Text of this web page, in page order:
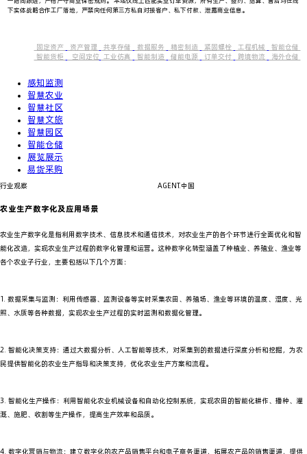
下实体战略合作工厂落地，严禁向任何第三方私自对接客户、私下付款、泄露商业信息。
固定资产 资产管理 共享存储 数据服务 精密制造 紧固螺栓 工程机械
智能仓储
智能货柜
空间定位 工业仿真 智能制造 储能电源 订单交付 跨境物流 海外仓储
感知监测
智慧农业
智慧社区
智慧文旅
智慧园区
智能仓储
展览展示
易货采购
行业观察 AGENT.中国
农业生产数字化及应用场景
农业生产数字化是指利用数字技术、信息技术和通信技术，对农业生产的各个环节进行全面优化和智
能化改造，实现农业生产过程的数字化管理和运营。这种数字化转型涵盖了种植业、养殖业、渔业等
各个农业子行业，主要包括以下几个方面：
1. 数据采集与监测：利用传感器、监测设备等实时采集农田、养殖场、渔业等环境的温度、湿度、光
照、水质等各种数据，实现农业生产过程的实时监测和数据化管理。
2. 智能化决策支持：通过大数据分析、人工智能等技术，对采集到的数据进行深度分析和挖掘，为农
民提供智能化的农业生产指导和决策支持，优化农业生产方案和流程。
3. 智能化生产操作：利用智能化农业机械设备和自动化控制系统，实现农田的智能化耕作、播种、灌
溉、施肥、收割等生产操作，提高生产效率和品质。
4. 数字化营销与物流：建立数字化的农产品销售平台和电子商务渠道，拓展农产品的销售渠道，提供